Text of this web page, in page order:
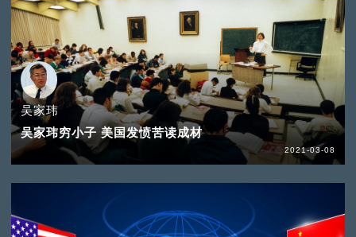
吴家玮
吴家玮穷小子 美国发愤苦读成材
2021-03-08